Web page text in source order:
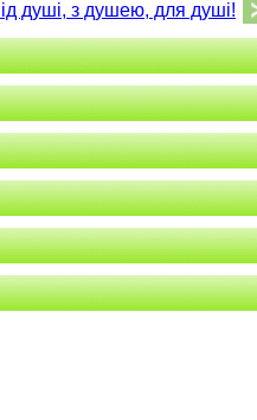
душі, з душею, для душі!